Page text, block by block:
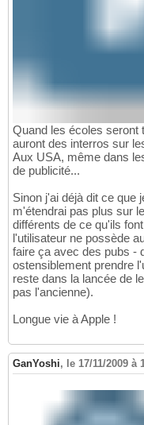
Quand les écoles seront
auront des interros sur
Aux USA, même dans
de publicité...
Sinon j'ai déjà dit ce que
m'étendrai pas plus sur
différents de ce qu'ils
l'utilisateur ne possède
faire ça avec des pubs -
ostensiblement prendre
reste dans la lancée de
pas l'ancienne).
Longue vie à Apple !
GanYoshi, le 17/11/2009 à